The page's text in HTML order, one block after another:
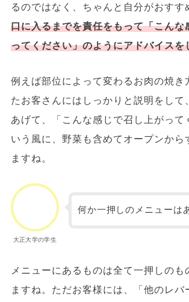
るのではなく、ちゃんと自分がおすす
口に入るまでを責任をもって「こんな
ってください」のようにアドバイスを
例えば部位によって変わるお肉の焼き
たお客さんにはしっかりと説明をして
あげて、「こんな感じで召し上がって
いう風に、野菜も含めてオープンから
ますね。
大正大学の学生
何か一押しのメニューは
メニューにあるものは全て一押しのも
ますね。ただお客様には、「他のレバ